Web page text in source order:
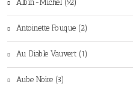
Albin-Michel (92)
Antoinette Fouque (2)
Au Diable Vauvert (1)
Aube Noire (3)